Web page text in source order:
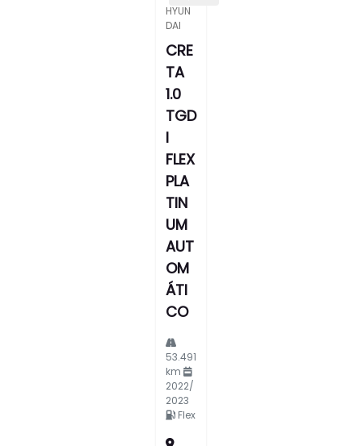
HYUN
DAI
CRE
TA
1.0
TGD
I
FLEX
PLA
TIN
UM
AUT
OM
ÁTI
CO
53.491
km
2022/
2023
Flex